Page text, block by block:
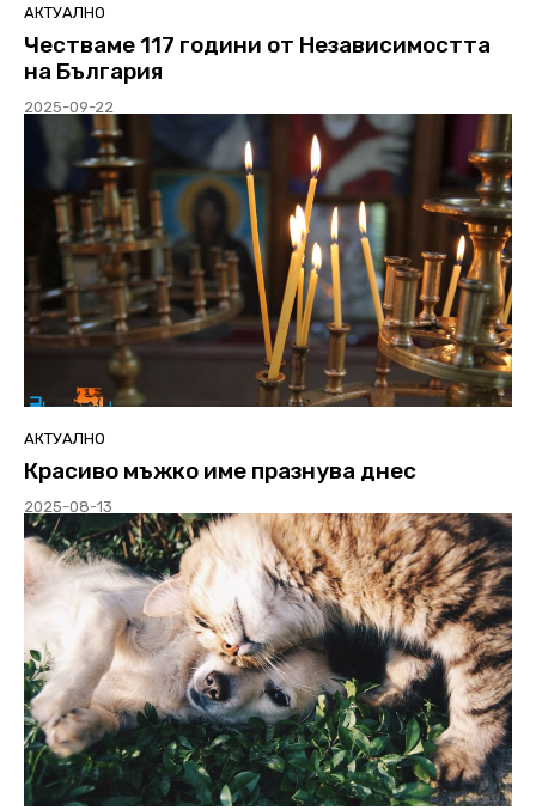
АКТУАЛНО
Честваме 117 години от Независимостта
на България
2025-09-22
АКТУАЛНО
Красиво мъжко име празнува днес
2025-08-13